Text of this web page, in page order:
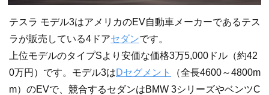
テスラ モデル3はアメリカのEV自動車メーカーであるテス
ラが販売している4ドアセダンです。
上位モデルのタイプSより安価な価格3万5,000ドル（約42
0万円）です。モデル3はDセグメント
（全長4600～4800m
m）のEVで、競合するセダンはBMW 3シリーズやベンツC